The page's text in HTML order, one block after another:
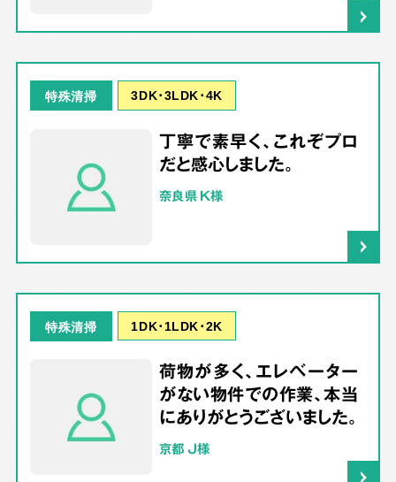
特殊清掃 3DK･3LDK･4K
丁寧で素早く、これぞプロ
だと感心しました。
奈良県 K様
特殊清掃 1DK･1LDK･2K
荷物が多く、エレベーター
がない物件での作業、本当
にありがとうございました。
京都 J様